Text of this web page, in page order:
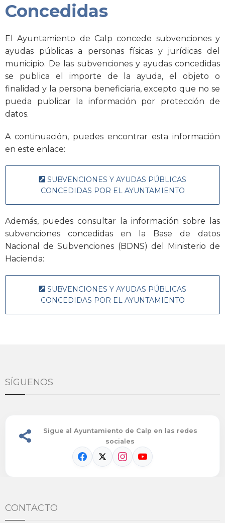
Concedidas
El Ayuntamiento de Calp concede subvenciones y
ayudas públicas a personas físicas y jurídicas del
municipio. De las subvenciones y ayudas concedidas
se publica el importe de la ayuda, el objeto o
finalidad y la persona beneficiaria, excepto que no se
pueda publicar la información por protección de
datos.
A continuación, puedes encontrar esta información
en este enlace:
SUBVENCIONES Y AYUDAS PÚBLICAS
CONCEDIDAS POR EL AYUNTAMIENTO
Además, puedes consultar la información sobre las
subvenciones concedidas en la Base de datos
Nacional de Subvenciones (BDNS) del Ministerio de
Hacienda:
SUBVENCIONES Y AYUDAS PÚBLICAS
CONCEDIDAS POR EL AYUNTAMIENTO
SÍGUENOS
Sigue al Ayuntamiento de Calp en las redes
sociales
CONTACTO